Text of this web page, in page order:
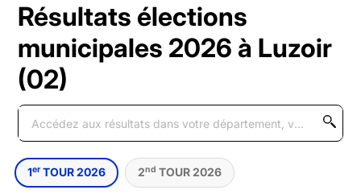
Résultats élections
municipales 2026 à Luzoir
(02)
1er TOUR 2026 2nd TOUR 2026